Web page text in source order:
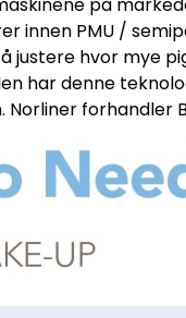
innen PMU /
hvor mye
har denne